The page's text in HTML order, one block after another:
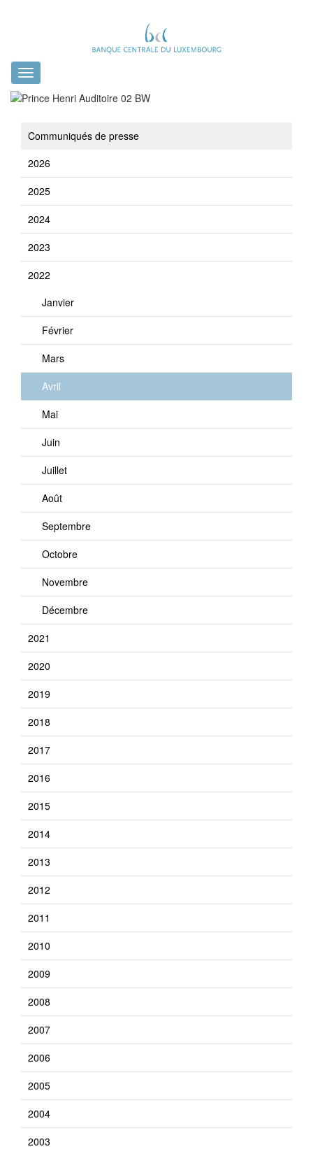
Toggle
navigation
Communiqués de presse
2026
2025
2024
2023
2022
Janvier
Février
Mars
Avril
Mai
Juin
Juillet
Août
Septembre
Octobre
Novembre
Décembre
2021
2020
2019
2018
2017
2016
2015
2014
2013
2012
2011
2010
2009
2008
2007
2006
2005
2004
2003